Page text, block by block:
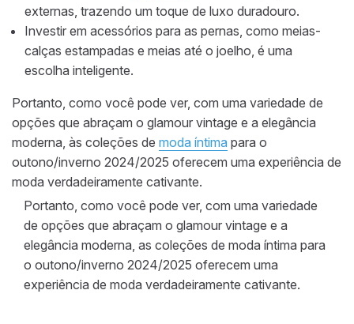
externas, trazendo um toque de luxo duradouro.
Investir em acessórios para as pernas, como meias-
calças estampadas e meias até o joelho, é uma
escolha inteligente.
Portanto, como você pode ver, com uma variedade de
opções que abraçam o glamour vintage e a elegância
moderna, às coleções de moda íntima para o
outono/inverno 2024/2025 oferecem uma experiência de
moda verdadeiramente cativante.
Portanto, como você pode ver, com uma variedade
de opções que abraçam o glamour vintage e a
elegância moderna, as coleções de moda íntima para
o outono/inverno 2024/2025 oferecem uma
experiência de moda verdadeiramente cativante.